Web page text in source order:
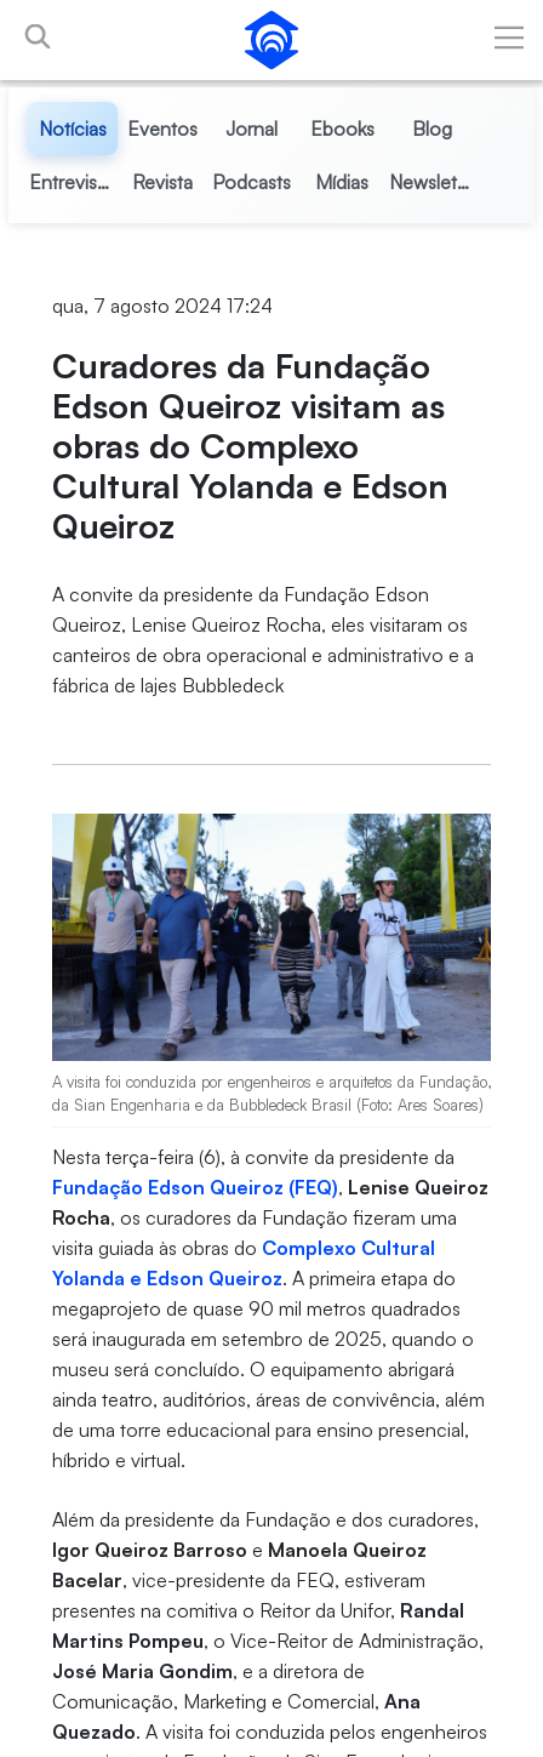
Pular para o Conteúdo principal
Notícias Eventos Jornal Ebooks Blog
Entrevistas Revista Podcasts Mídias Newsletter
qua, 7 agosto 2024 17:24
Curadores da Fundação
Edson Queiroz visitam as
obras do Complexo
Cultural Yolanda e Edson
Queiroz
A convite da presidente da Fundação Edson
Queiroz, Lenise Queiroz Rocha, eles visitaram os
canteiros de obra operacional e administrativo e a
fábrica de lajes Bubbledeck
A visita foi conduzida por engenheiros e arquitetos da Fundação,
da Sian Engenharia e da Bubbledeck Brasil (Foto: Ares Soares)
Nesta terça-feira (6), à convite da presidente da
Fundação Edson Queiroz (FEQ), Lenise Queiroz
Rocha, os curadores da Fundação fizeram uma
visita guiada às obras do Complexo Cultural
Yolanda e Edson Queiroz. A primeira etapa do
megaprojeto de quase 90 mil metros quadrados
será inaugurada em setembro de 2025, quando o
museu será concluído. O equipamento abrigará
ainda teatro, auditórios, áreas de convivência, além
de uma torre educacional para ensino presencial,
híbrido e virtual.
Além da presidente da Fundação e dos curadores,
Igor Queiroz Barroso e Manoela Queiroz
Bacelar, vice-presidente da FEQ, estiveram
presentes na comitiva o Reitor da Unifor, Randal
Martins Pompeu, o Vice-Reitor de Administração,
José Maria Gondim, e a diretora de
Comunicação, Marketing e Comercial, Ana
Quezado. A visita foi conduzida pelos engenheiros